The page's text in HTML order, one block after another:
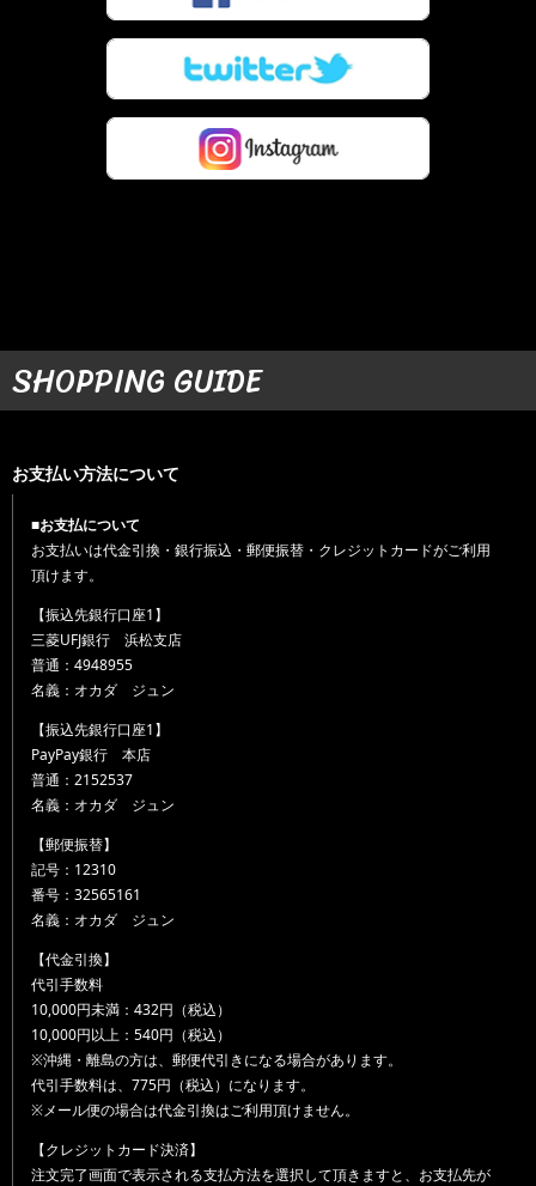
SHOPPING GUIDE
お支払い方法について
■お支払について
お支払いは代金引換・銀行振込・郵便振替・クレジットカードがご利用
頂けます。
【振込先銀行口座1】
三菱UFJ銀行 浜松支店
普通：4948955
名義：オカダ ジュン
【振込先銀行口座1】
PayPay銀行 本店
普通：2152537
名義：オカダ ジュン
【郵便振替】
記号：12310
番号：32565161
名義：オカダ ジュン
【代金引換】
代引手数料
10,000円未満：432円（税込）
10,000円以上：540円（税込）
※沖縄・離島の方は、郵便代引きになる場合があります。
代引手数料は、775円（税込）になります。
※メール便の場合は代金引換はご利用頂けません。
【クレジットカード決済】
注文完了画面で表示される支払方法を選択して頂きますと、お支払先が